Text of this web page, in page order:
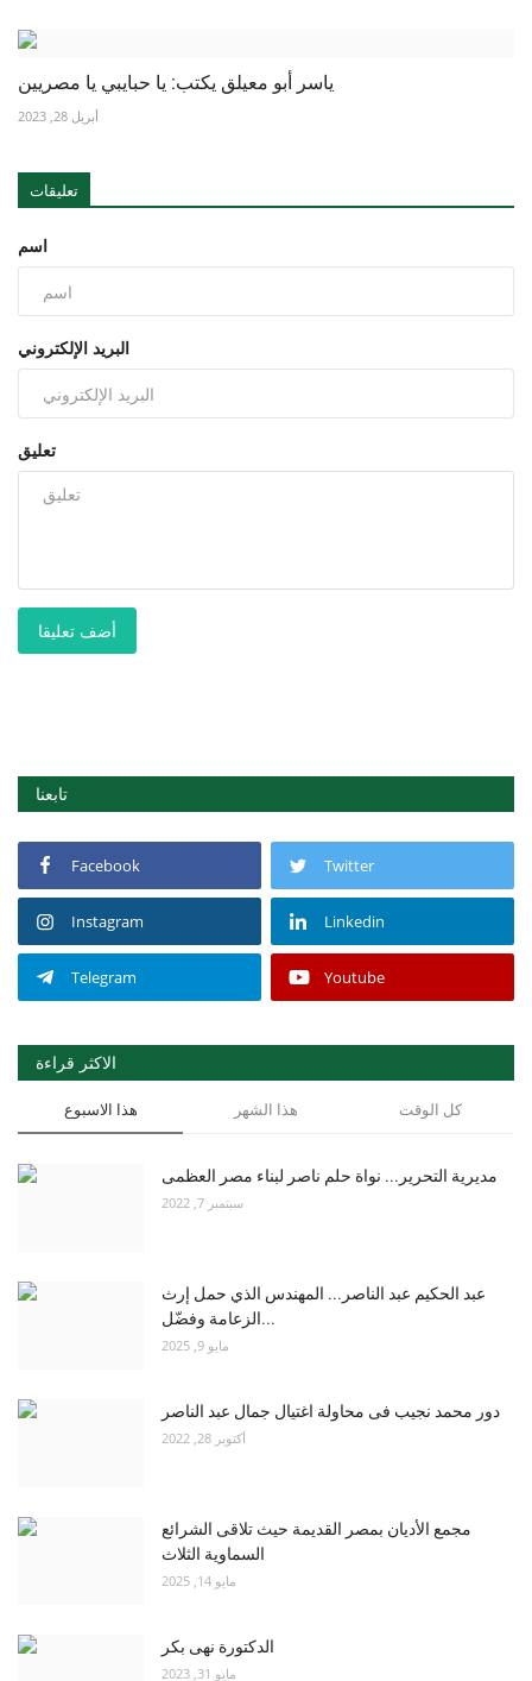
ياسر أبو معيلق يكتب: يا حبايبي يا مصريين
أبريل 28, 2023
تعليقات
اسم
البريد الإلكتروني
تعليق
أضف تعليقا
تابعنا
Facebook Twitter
Instagram Linkedin
Telegram Youtube
الاكثر قراءة
هذا الاسبوع هذا الشهر كل الوقت
مديرية التحرير... نواة حلم ناصر لبناء مصر العظمى
سبتمبر 7, 2022
عبد الحكيم عبد الناصر... المهندس الذي حمل إرث
الزعامة وفضّل...
مايو 9, 2025
دور محمد نجيب فى محاولة اغتيال جمال عبد الناصر
أكتوبر 28, 2022
مجمع الأديان بمصر القديمة حيث تلاقى الشرائع
السماوية الثلاث
مايو 14, 2025
الدكتورة نهى بكر
مايو 31, 2023